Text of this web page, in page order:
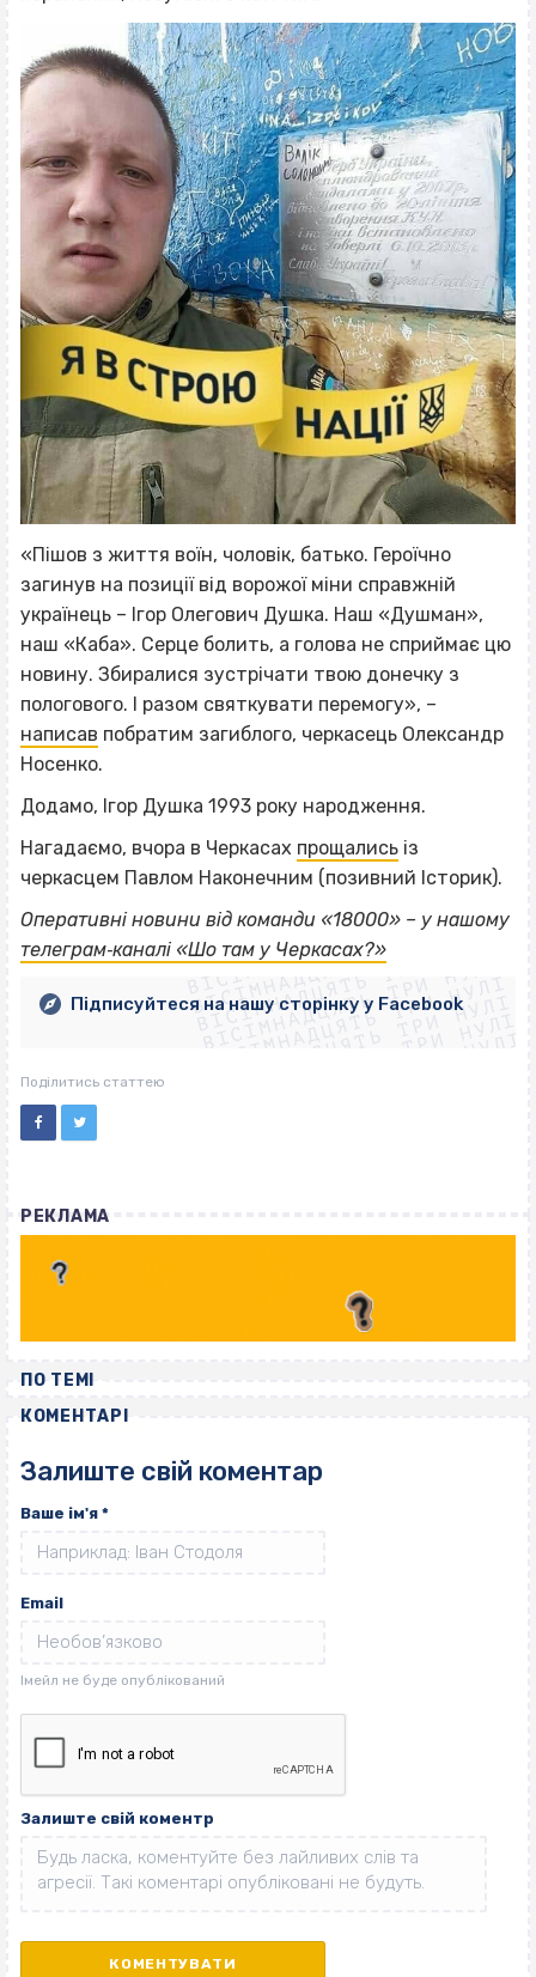
«Пішов з життя воїн, чоловік, батько. Героїчно
загинув на позиції від ворожої міни справжній
українець – Ігор Олегович Душка. Наш «Душман»,
наш «Каба». Серце болить, а голова не сприймає цю
новину. Збиралися зустрічати твою донечку з
пологового. І разом святкувати перемогу», –
написав побратим загиблого, черкасець Олександр
Носенко.
Додамо, Ігор Душка 1993 року народження.
Нагадаємо, вчора в Черкасах прощались із
черкасцем Павлом Наконечним (позивний Історик).
Оперативні новини від команди «18000» – у нашому
телеграм‐каналі «Шо там у Черкасах?»
ВІСІМНАДЦЯТЬ ТРИ НУЛІ
ВІСІМНАДЦЯТЬ ТРИ НУЛІ
ВІСІМНАДЦЯТЬ ТРИ НУЛІ
ВІСІМНАДЦЯТЬ ТРИ НУЛІ
ВІСІМНАДЦЯТЬ ТРИ НУЛІ
ВІСІМНАДЦЯТЬ ТРИ НУЛІ
ВІСІМНАДЦЯТЬ ТРИ НУЛІ
ВІСІМНАДЦЯТЬ ТРИ НУЛІ
Підписуйтеся на нашу сторінку у Facebook
Поділитись статтею
РЕКЛАМА
ПО ТЕМІ
КОМЕНТАРІ
Залиште свій коментар
Ваше ім'я *
Email
Залиште свій коментр